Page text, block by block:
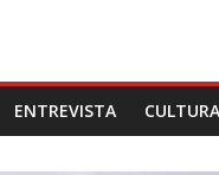
ENTREVISTA CULTURA